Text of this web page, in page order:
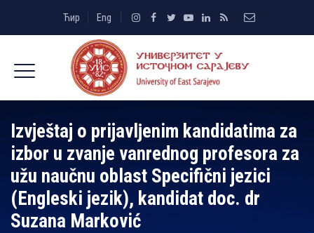
Ћир Eng
Izvještaj o prijavlјenim kandidatima za
izbor u zvanje vanrednog profesora za
užu naučnu oblast Specifični jezici
(Engleski jezik), kandidat doc. dr
Suzana Marković